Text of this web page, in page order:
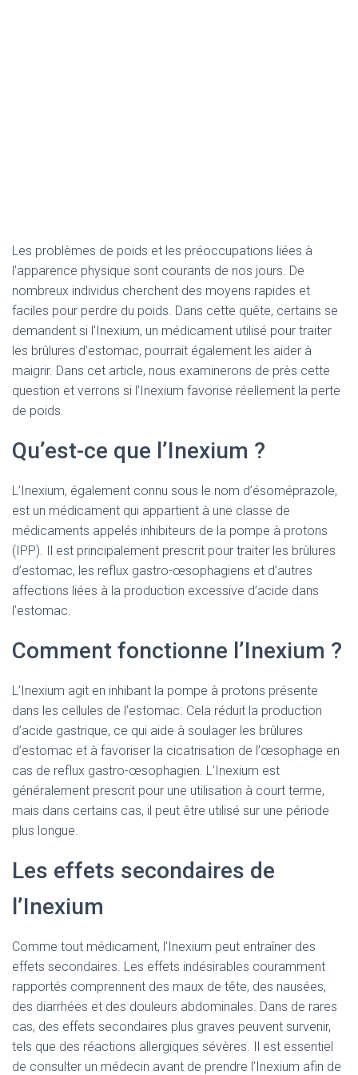
Les problèmes de poids et les préoccupations liées à
l’apparence physique sont courants de nos jours. De
nombreux individus cherchent des moyens rapides et
faciles pour perdre du poids. Dans cette quête, certains se
demandent si l’Inexium, un médicament utilisé pour traiter
les brûlures d’estomac, pourrait également les aider à
maigrir. Dans cet article, nous examinerons de près cette
question et verrons si l’Inexium favorise réellement la perte
de poids.
Qu’est-ce que l’Inexium ?
L’Inexium, également connu sous le nom d’ésoméprazole,
est un médicament qui appartient à une classe de
médicaments appelés inhibiteurs de la pompe à protons
(IPP). Il est principalement prescrit pour traiter les brûlures
d’estomac, les reflux gastro-œsophagiens et d’autres
affections liées à la production excessive d’acide dans
l’estomac.
Comment fonctionne l’Inexium ?
L’Inexium agit en inhibant la pompe à protons présente
dans les cellules de l’estomac. Cela réduit la production
d’acide gastrique, ce qui aide à soulager les brûlures
d’estomac et à favoriser la cicatrisation de l’œsophage en
cas de reflux gastro-œsophagien. L’Inexium est
généralement prescrit pour une utilisation à court terme,
mais dans certains cas, il peut être utilisé sur une période
plus longue.
Les effets secondaires de
l’Inexium
Comme tout médicament, l’Inexium peut entraîner des
effets secondaires. Les effets indésirables couramment
rapportés comprennent des maux de tête, des nausées,
des diarrhées et des douleurs abdominales. Dans de rares
cas, des effets secondaires plus graves peuvent survenir,
tels que des réactions allergiques sévères. Il est essentiel
de consulter un médecin avant de prendre l’Inexium afin de